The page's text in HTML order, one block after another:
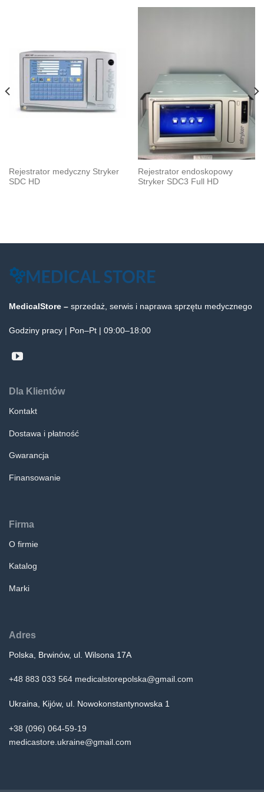
Rejestrator medyczny Stryker
SDC HD
Rejestrator endoskopowy
Stryker SDC3 Full HD
MedicalStore – sprzedaż, serwis i naprawa sprzętu medycznego
Godziny pracy | Pon–Pt | 09:00–18:00
Dla Klientów
Kontakt
Dostawa i płatność
Gwarancja
Finansowanie
Firma
O firmie
Katalog
Marki
Adres
Polska, Brwinów, ul. Wilsona 17A
+48 883 033 564 medicalstorepolska@gmail.com
Ukraina, Kijów, ul. Nowokonstantynowska 1
+38 (096) 064-59-19
medicastore.ukraine@gmail.com